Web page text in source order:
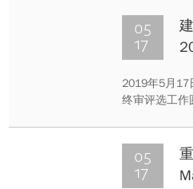
05
17
2019年5月17
终审评选工作
05
17